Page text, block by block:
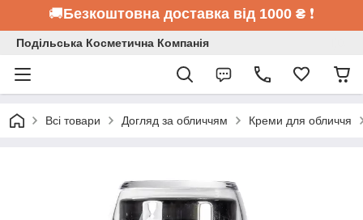
🚚Безкоштовна доставка від 1000 ₴ ❗
Подільська Косметична Компанія
Всі товари Догляд за обличчям Креми для обличчя